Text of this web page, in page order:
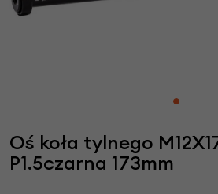
Oś koła tylnego
P1.5czarna 173mm